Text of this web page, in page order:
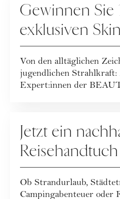
Gewinnen Sie
exklusiven
Packages der
Von den alltäglichen
jugendlichen Strahlkraft:
Expert:innen der
Jetzt ein
Buvanha
Ob Strandurlaub,
Campingabenteuer oder